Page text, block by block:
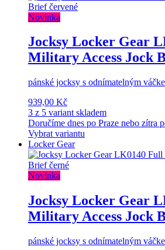
Novinka
Jocksy Locker Gear
Military Access Jock
pánské jocksy s odnímatelným
939,00 Kč
3 z 5 variant skladem
Doručíme dnes po Praze nebo zítra
Vybrat variantu
Locker Gear
Novinka
Jocksy Locker Gear
Military Access Jock
pánské jocksy s odnímatelným